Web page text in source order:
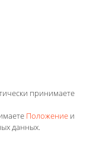
принимаете
Положение и
данных.